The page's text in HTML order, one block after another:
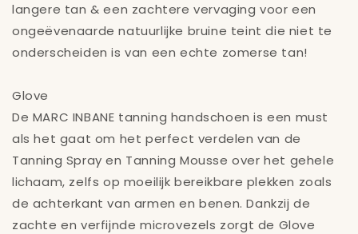
langere tan & een zachtere vervaging voor een
ongeëvenaarde natuurlijke bruine teint die niet te
onderscheiden is van een echte zomerse tan!
Glove
De MARC INBANE tanning handschoen is een must
als het gaat om het perfect verdelen van de
Tanning Spray en Tanning Mousse over het gehele
lichaam, zelfs op moeilijk bereikbare plekken zoals
de achterkant van armen en benen. Dankzij de
zachte en verfijnde microvezels zorgt de Glove